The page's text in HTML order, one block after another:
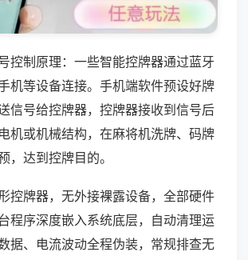
控制原理：一些智能控牌器通过蓝牙
机等设备连接。手机端软件预设好牌
信号给控牌器，控牌器接收到信号后
机或机械结构，在麻将机洗牌、码牌
，达到控牌目的。
控牌器，无外接裸露设备，全部硬件
程序深度嵌入系统底层，自动清理运
据、电流波动全程伪装，常规排查无